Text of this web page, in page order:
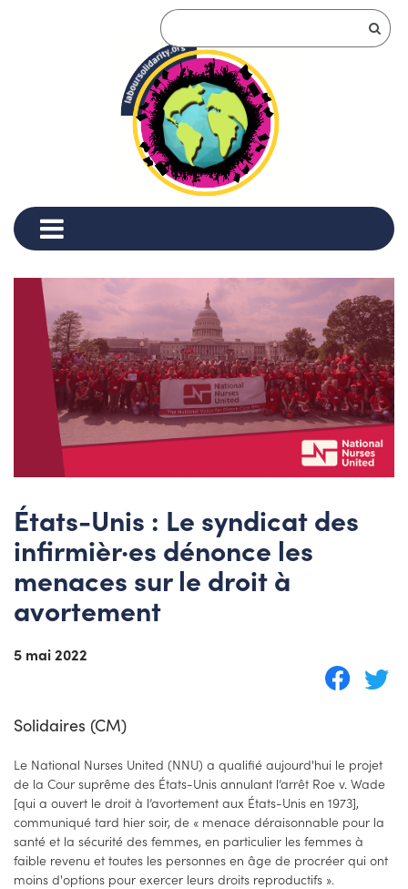
États-Unis : Le syndicat des
infirmièr·es dénonce les
menaces sur le droit à
avortement
5 mai 2022
Solidaires (CM)
Le National Nurses United (NNU) a qualifié aujourd'hui le projet
de la Cour suprême des États-Unis annulant l’arrêt Roe v. Wade
[qui a ouvert le droit à l’avortement aux États-Unis en 1973],
communiqué tard hier soir, de « menace déraisonnable pour la
santé et la sécurité des femmes, en particulier les femmes à
faible revenu et toutes les personnes en âge de procréer qui ont
moins d'options pour exercer leurs droits reproductifs ».